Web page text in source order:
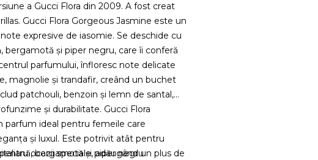
a Gucci Flora din 2009. A fost creat
Gucci Flora Gorgeous Jasmine este un
expresive de iasomie. Se deschide cu
bergamotă și piper negru, care îi conferă
parfumului, înfloresc note delicate
magnolie și trandafir, creând un buchet
patchouli, benzoin și lemn de santal,
și durabilitate. Gucci Flora
parfum ideal pentru femeile care
și luxul. Este potrivit atât pentru
ocazii speciale, adăugând un plus de
bergamotă și piper negru